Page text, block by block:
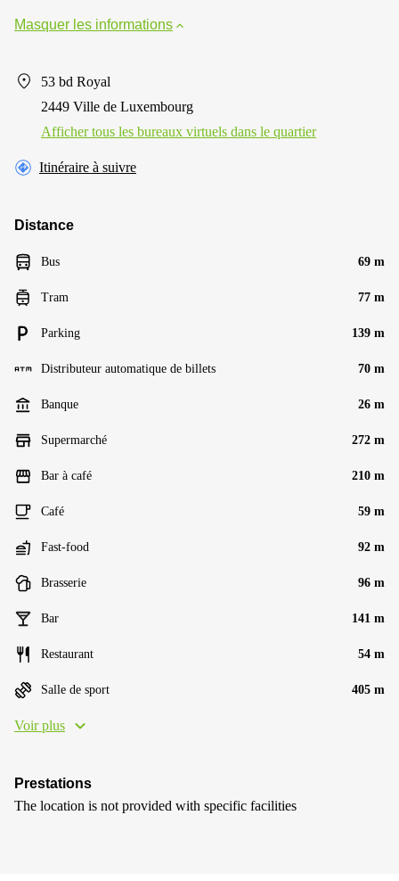
Masquer les informations
53 bd Royal
2449 Ville de Luxembourg
Afficher tous les bureaux virtuels dans le quartier
Itinéraire à suivre
Distance
Bus 69 m
Tram 77 m
Parking 139 m
Distributeur automatique de billets 70 m
Banque 26 m
Supermarché 272 m
Bar à café 210 m
Café 59 m
Fast-food 92 m
Brasserie 96 m
Bar 141 m
Restaurant 54 m
Salle de sport 405 m
Voir plus
Prestations
The location is not provided with specific facilities